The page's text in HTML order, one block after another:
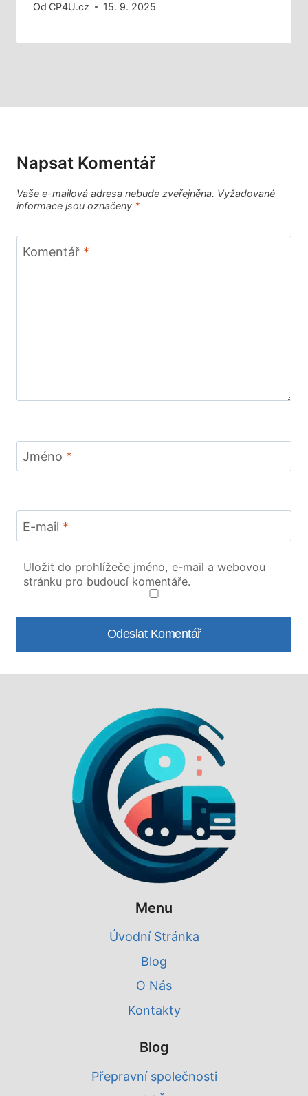
Od CP4U.cz 15. 9. 2025
Napsat Komentář
Vaše e-mailová adresa nebude zveřejněna. Vyžadované
informace jsou označeny *
Komentář *
Jméno *
E-mail *
Uložit do prohlížeče jméno, e-mail a webovou
stránku pro budoucí komentáře.
Menu
Úvodní Stránka
Blog
O Nás
Kontakty
Blog
Přepravní společnosti